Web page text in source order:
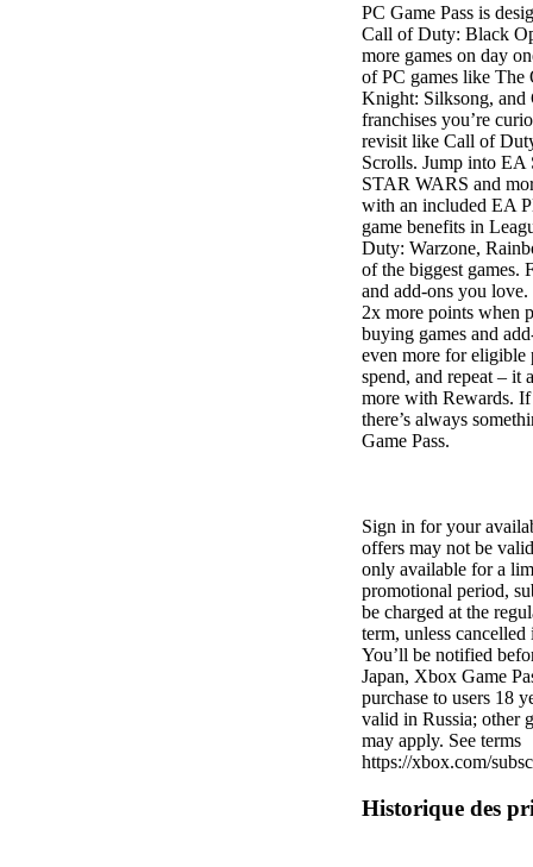
PC Game Pass is
Call of Duty: Black
more games on day
of PC games like
Knight: Silksong, and
franchises you’re
revisit like Call of
Scrolls. Jump into EA
STAR WARS and
with an included EA
game benefits in
Duty: Warzone,
of the biggest games.
and add-ons you
2x more points when
buying games and
even more for eligible
spend, and repeat – it
more with Rewards. If
there’s always
Game Pass.
Sign in for your
offers may not be
only available for a
promotional period,
be charged at the
term, unless
You’ll be notified
Japan, Xbox Game
purchase to users 18
valid in Russia; other
may apply. See terms
https://xbox.com/
Historique des